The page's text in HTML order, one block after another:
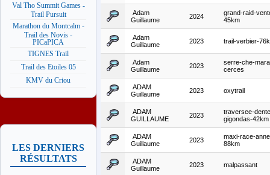
Val Tho Summit Games -
Trail Pursuit
Marathon du Montcalm -
Trail des Novis -
PICaPICA
TIGNES Trail
Trail des Etoiles 05
KMV du Criou
LES DERNIERS
RÉSULTATS
Adam
Guillaume
2024
grand-raid-
45km
Adam
Guillaume
2023 trail-verbier-
Adam
Guillaume
2023
serre-che-
cerces
ADAM
Guillaume
2023 oxytrail
ADAM
GUILLAUME
2023
traversee-
gigondas-42km
ADAM
Guillaume
2023
maxi-race-
88km
ADAM
Guillaume
2023 malpassant